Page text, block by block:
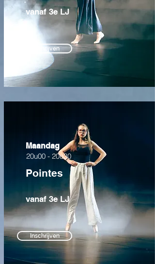
vanaf 3e LJ
Inschrijven
Maandag
20u00 - 20u30
Pointes
vanaf 3e LJ
Inschrijven